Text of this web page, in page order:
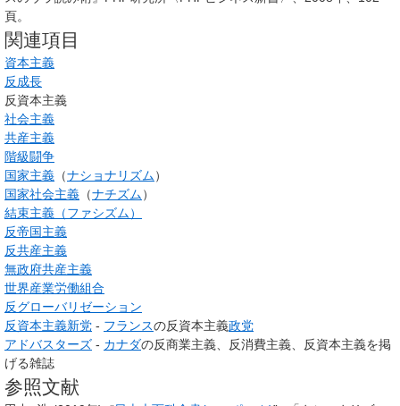
頁。
関連項目
資本主義
反成長
反資本主義
社会主義
共産主義
階級闘争
国家主義 （ナショナリズム）
国家社会主義 （ナチズム）
結束主義（ファシズム）
反帝国主義
反共産主義
無政府共産主義
世界産業労働組合
反グローバリゼーション
反資本主義新党 - フランスの反資本主義政党
アドバスターズ - カナダの反商業主義、反消費主義、反資本主義を掲
げる雑誌
参照文献